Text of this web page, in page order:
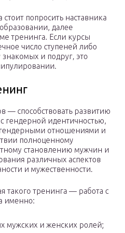
попросить наставника
далее
тренинга. Если курсы
число ступеней либо
и подруг, это
— способствовать развитию
гендерной идентичностью,
отношениями и
полноценному
становлению мужчин и
различных аспектов
и мужественности.
такого тренинга — работа с
именно:
мужских и женских ролей;